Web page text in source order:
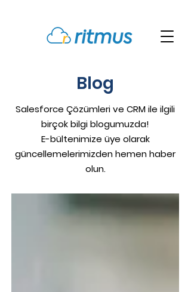
Blog
Salesforce Çözümleri ve CRM ile ilgili
birçok bilgi blogumuzda!
E-bültenimize üye olarak
güncellemelerimizden hemen haber
olun.